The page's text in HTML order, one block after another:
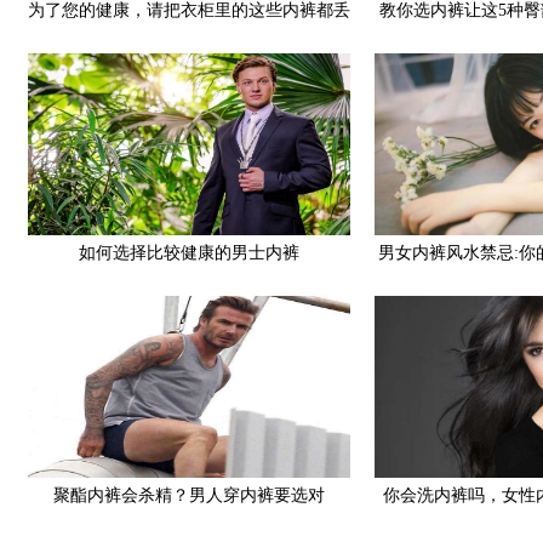
为了您的健康，请把衣柜里的这些内裤都丢
教你选内裤让这5种
如何选择比较健康的男士内裤
男女内裤风水禁忌:你
聚酯内裤会杀精？男人穿内裤要选对 你会洗内裤吗，女性